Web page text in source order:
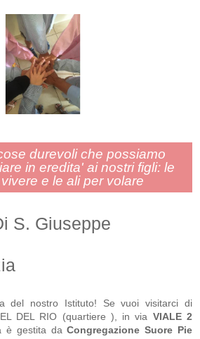
durevoli che possiamo
in eredita' ai nostri figli: le
e le ali per volare
S. Giuseppe
del nostro Istituto! Se vuoi visitarci di
DEL RIO (quartiere ), in via VIALE 2
è gestita daCongregazione Suore Pie